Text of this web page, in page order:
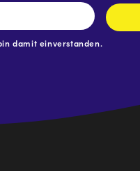
damit einverstanden.